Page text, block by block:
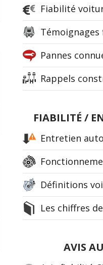
Fiabilité
Pannes
Rappels
FIABILITÉ /
Entretien auto
Définitions
Les chiffres
AVIS